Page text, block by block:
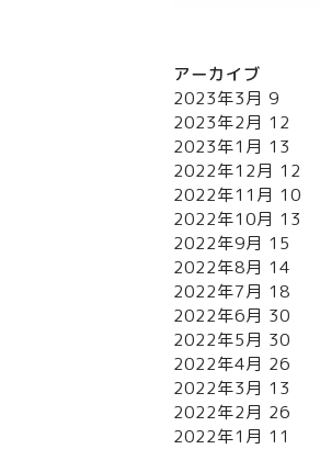
アーカイブ
2023年3月 9
2023年2月 12
2023年1月 13
2022年12月 12
2022年11月 10
2022年10月 13
2022年9月 15
2022年8月 14
2022年7月 18
2022年6月 30
2022年5月 30
2022年4月 26
2022年3月 13
2022年2月 26
2022年1月 11